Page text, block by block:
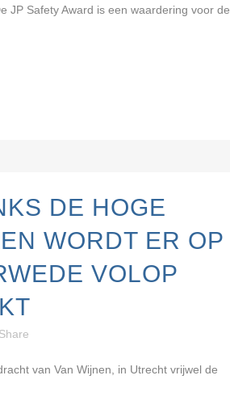
JP Safety Award is een waardering voor de
DE HOGE
WORDT ER OP
VOLOP
Share
van Van Wijnen, in Utrecht vrijwel de